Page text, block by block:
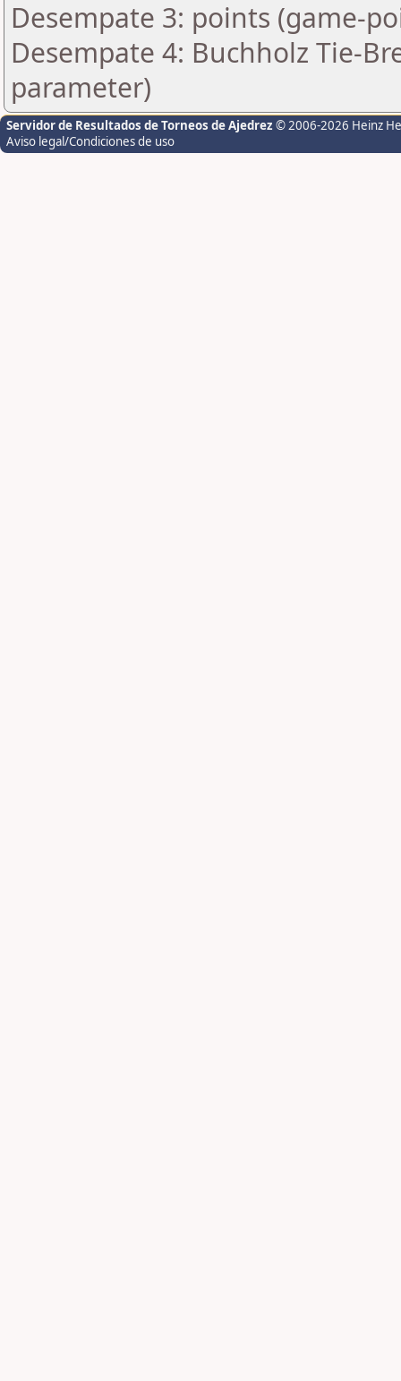
Desempate 3: points (game-
Desempate 4: Buchholz Tie-
parameter)
Servidor de Resultados de Torneos de Ajedrez © 2006-2026 Heinz
Aviso legal/Condiciones de uso